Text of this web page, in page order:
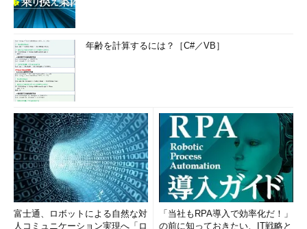
年齢を計算するには？［C#／VB］
富士通、ロボットによる自然な対
人コミュニケーション実現へ「ロ
「当社もRPA導入で効率化だ！」
の前に知っておきたい、IT戦略と